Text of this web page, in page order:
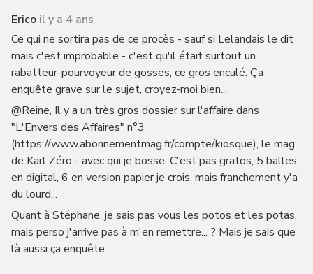
Erico il y a 4 ans
Ce qui ne sortira pas de ce procès - sauf si Lelandais le dit
mais c'est improbable - c'est qu'il était surtout un
rabatteur-pourvoyeur de gosses, ce gros enculé. Ça
enquête grave sur le sujet, croyez-moi bien...
@Reine, Il y a un très gros dossier sur l'affaire dans
"L'Envers des Affaires" n°3
(https://www.abonnementmag.fr/compte/kiosque), le mag
de Karl Zéro - avec qui je bosse. C'est pas gratos, 5 balles
en digital, 6 en version papier je crois, mais franchement y'a
du lourd...
Quant à Stéphane, je sais pas vous les potos et les potas,
mais perso j'arrive pas à m'en remettre... ? Mais je sais que
là aussi ça enquête.